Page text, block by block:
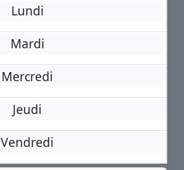
Lundi
Mardi
Mercredi
Jeudi
Vendredi